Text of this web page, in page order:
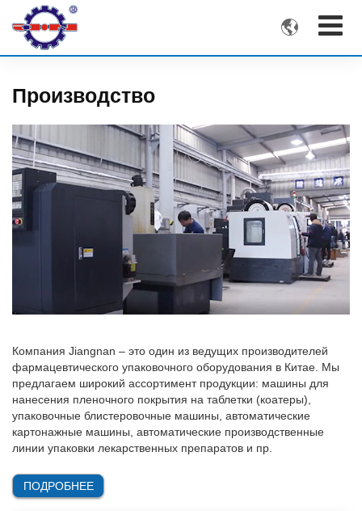

Производство
Компания Jiangnan – это один из ведущих производителей
фармацевтического упаковочного оборудования в Китае. Мы
предлагаем широкий ассортимент продукции: машины для
нанесения пленочного покрытия на таблетки (коатеры),
упаковочные блистеровочные машины, автоматические
картонажные машины, автоматические производственные
линии упаковки лекарственных препаратов и пр.
ПОДРОБНЕЕ